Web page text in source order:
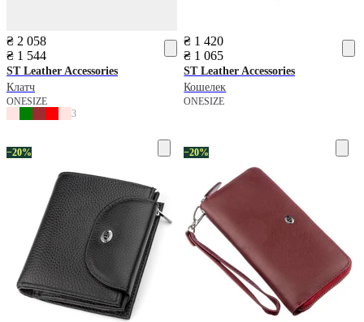
₴ 2 058
₴ 1 544
ST Leather Accessories
Клатч
ONESIZE
3
₴ 1 420
₴ 1 065
ST Leather Accessories
Кошелек
ONESIZE
−20% −20%